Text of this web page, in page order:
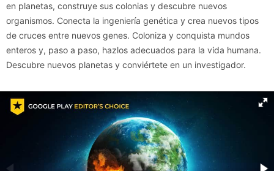
en planetas, construye sus colonias y descubre nuevos
organismos. Conecta la ingeniería genética y crea nuevos tipos
de cruces entre nuevos genes. Coloniza y conquista mundos
enteros y, paso a paso, hazlos adecuados para la vida humana.
Descubre nuevos planetas y conviértete en un investigador.